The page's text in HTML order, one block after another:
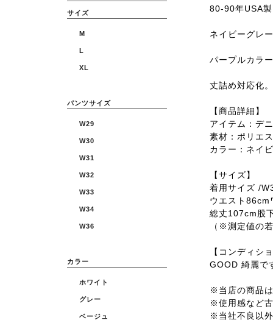
サイズ
M
L
XL
パンツサイズ
W29
W30
W31
W32
W33
W34
W36
カラー
ホワイト
グレー
ベージュ
80-90年USA製
ネイビーグレー
パープルカラ
丈詰め対応化。
【商品詳細】
アイテム：デ
素材：ポリエ
カラー：ネイ
【サイズ】
着用サイズ /
ウエスト86cm
総丈107cm股
（※測定値の
【コンディショ
GOOD 綺麗で
※当店の商品
※使用感など
※当社不良以